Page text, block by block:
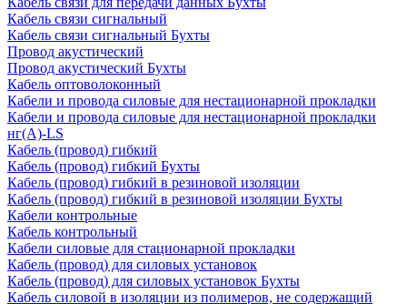
Кабель связи сигнальный
Кабель связи сигнальный Бухты
Провод акустический
Провод акустический Бухты
Кабель оптоволоконный
Кабели и провода силовые для нестационарной прокладки
Кабели и провода силовые для нестационарной прокладки
нг(А)-LS
Кабель (провод) гибкий
Кабель (провод) гибкий Бухты
Кабель (провод) гибкий в резиновой изоляции
Кабель (провод) гибкий в резиновой изоляции Бухты
Кабели контрольные
Кабель контрольный
Кабели силовые для стационарной прокладки
Кабель (провод) для силовых установок
Кабель (провод) для силовых установок Бухты
Кабель силовой в изоляции из полимеров, не содержащий